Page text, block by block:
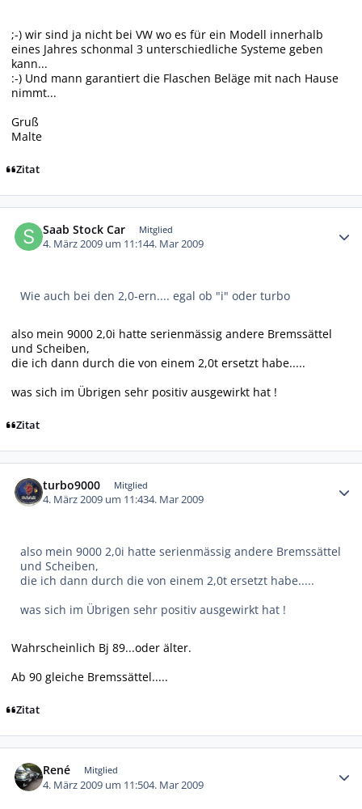
;-) wir sind ja nicht bei VW wo es für ein Modell innerhalb
eines Jahres schonmal 3 unterschiedliche Systeme geben
kann...
:-) Und mann garantiert die Flaschen Beläge mit nach Hause
nimmt...
Gruß
Malte
Zitat
Saab Stock Car Mitglied
4. März 2009 um 11:144. Mar 2009
Wie auch bei den 2,0-ern.... egal ob "i" oder turbo
also mein 9000 2,0i hatte serienmässig andere Bremssättel
und Scheiben,
die ich dann durch die von einem 2,0t ersetzt habe.....
was sich im Übrigen sehr positiv ausgewirkt hat !
Zitat
turbo9000 Mitglied
4. März 2009 um 11:434. Mar 2009
also mein 9000 2,0i hatte serienmässig andere Bremssättel
und Scheiben,
die ich dann durch die von einem 2,0t ersetzt habe.....
was sich im Übrigen sehr positiv ausgewirkt hat !
Wahrscheinlich Bj 89...oder älter.
Ab 90 gleiche Bremssättel.....
Zitat
René Mitglied
4. März 2009 um 11:504. Mar 2009